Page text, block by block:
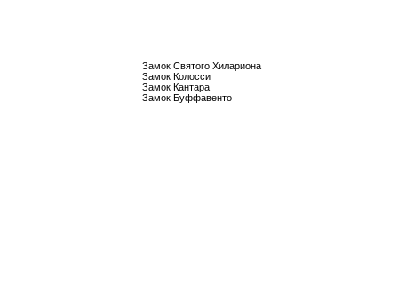
Замок Святого Хилариона
Замок Колосси
Замок Кантара
Замок Буффавенто